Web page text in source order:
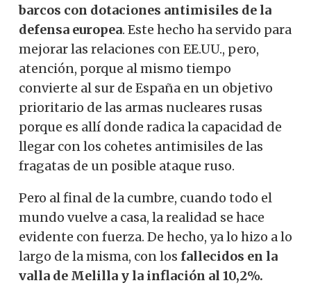
barcos con dotaciones antimisiles de la
defensa europea. Este hecho ha servido para
mejorar las relaciones con EE.UU., pero,
atención, porque al mismo tiempo
convierte al sur de España en un objetivo
prioritario de las armas nucleares rusas
porque es allí donde radica la capacidad de
llegar con los cohetes antimisiles de las
fragatas de un posible ataque ruso.
Pero al final de la cumbre, cuando todo el
mundo vuelve a casa, la realidad se hace
evidente con fuerza. De hecho, ya lo hizo a lo
largo de la misma, con los fallecidos en la
valla de Melilla y la inflación al 10,2%.